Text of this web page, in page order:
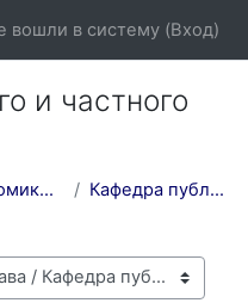
вошли в систему (Вход)
и частного
Экономики и права Кафедра публичного и...